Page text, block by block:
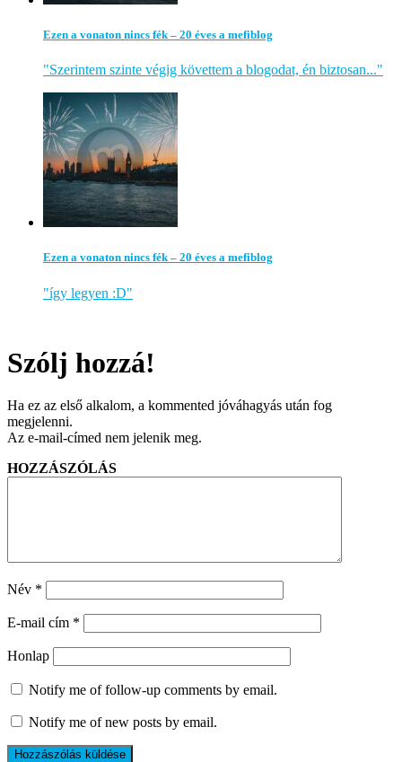
Ezen a vonaton nincs fék – 20 éves a mefiblog
"Szerintem szinte végig követtem a blogodat, én biztosan..."
Ezen a vonaton nincs fék – 20 éves a mefiblog
"így legyen :D"
Szólj hozzá!
Ha ez az első alkalom, a kommented jóváhagyás után fog
megjelenni.
Az e-mail-címed nem jelenik meg.
HOZZÁSZÓLÁS
Név *
E-mail cím *
Honlap
Notify me of follow-up comments by email.
Notify me of new posts by email.